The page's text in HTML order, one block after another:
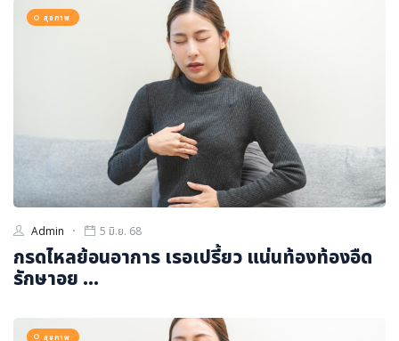
ภาษาจีน
สุขภาพ
Admin 5 มิ.ย. 68
กรดไหลย้อนอาการ เรอเปรี้ยว แน่นท้องท้องอืด
รักษาอย ...
สุขภาพ